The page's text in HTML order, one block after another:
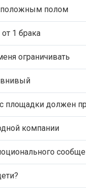
полом
1 брака
ограничивать
площадки должен
компании